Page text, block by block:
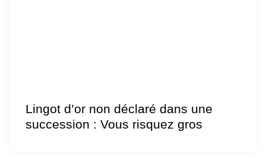
Lingot d’or non déclaré dans une
succession : Vous risquez gros